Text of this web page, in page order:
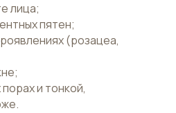
лица;
пятен;
(розацеа,
и тонкой,